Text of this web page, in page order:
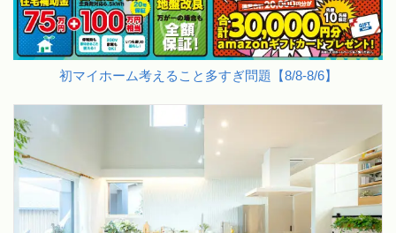
初マイホーム考えること多すぎ問題【8/8-8/6】